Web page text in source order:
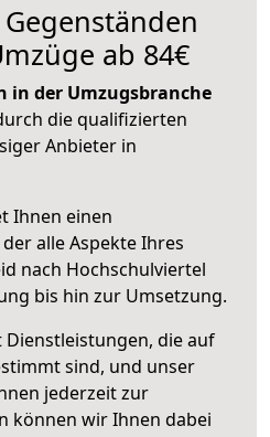
ab 84€
in der Umzugsbranche
die qualifizierten
Anbieter in
Ihnen einen
alle Aspekte Ihres
nach Hochschulviertel
bis hin zur Umsetzung.
die auf
sind, und unser
jederzeit zur
können wir Ihnen dabei